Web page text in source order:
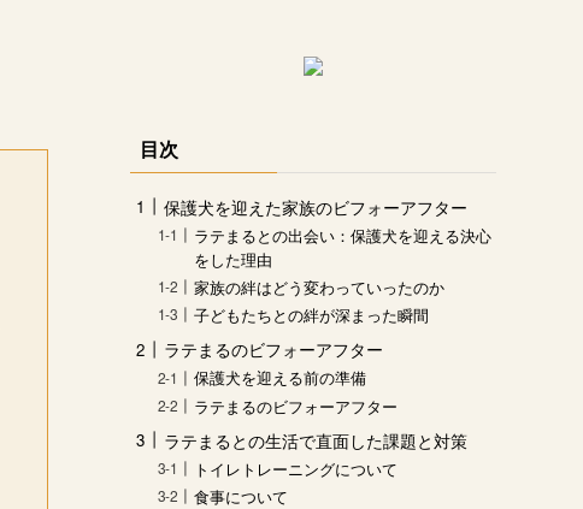
目次
保護犬を迎えた家族のビフォーアフター
ラテまるとの出会い：保護犬を迎える決心
をした理由
家族の絆はどう変わっていったのか
子どもたちとの絆が深まった瞬間
ラテまるのビフォーアフター
保護犬を迎える前の準備
ラテまるのビフォーアフター
ラテまるとの生活で直面した課題と対策
トイレトレーニングについて
食事について